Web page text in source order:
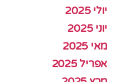
יולי 2025
יוני 2025
מאי 2025
אפריל 2025